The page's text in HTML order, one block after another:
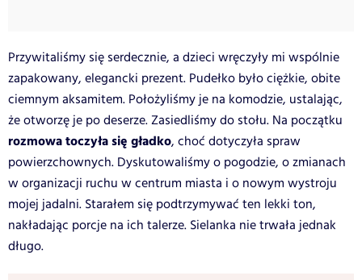
Przywitaliśmy się serdecznie, a dzieci wręczyły mi wspólnie
zapakowany, elegancki prezent. Pudełko było ciężkie, obite
ciemnym aksamitem. Położyliśmy je na komodzie, ustalając,
że otworzę je po deserze. Zasiedliśmy do stołu. Na początku
rozmowa toczyła się gładko, choć dotyczyła spraw
powierzchownych. Dyskutowaliśmy o pogodzie, o zmianach
w organizacji ruchu w centrum miasta i o nowym wystroju
mojej jadalni. Starałem się podtrzymywać ten lekki ton,
nakładając porcje na ich talerze. Sielanka nie trwała jednak
długo.